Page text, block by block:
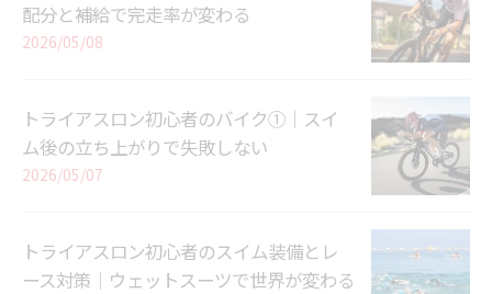
配分と補給で完走率が変わる
2026/05/08
トライアスロン初心者のバイク①｜スイ
ム後の立ち上がりで失敗しない
2026/05/07
トライアスロン初心者のスイム装備とレ
ース対策｜ウェットスーツで世界が変わる